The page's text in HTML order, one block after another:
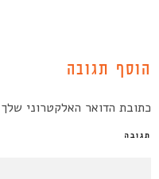
הוסף תגובה
כתובת הדואר האלקטרוני
תגובה